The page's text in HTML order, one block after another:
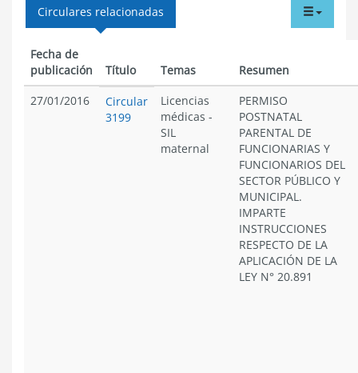
menu
Circulares relacionadas
Fecha de
publicación
Título Temas
Resumen
27/01/2016
Circular
3199
Licencias
médicas -
SIL
maternal
PERMISO
POSTNATAL
PARENTAL DE
FUNCIONARIAS Y
FUNCIONARIOS DEL
SECTOR PÚBLICO Y
MUNICIPAL.
IMPARTE
INSTRUCCIONES
RESPECTO DE LA
APLICACIÓN DE LA
LEY N° 20.891